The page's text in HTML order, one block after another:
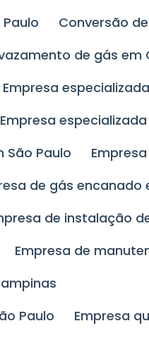
Conversão
de gás em
Empresa
Empresa
São Paulo
de gás encanado
de instalação
Empresa de
Paulo
Empresa